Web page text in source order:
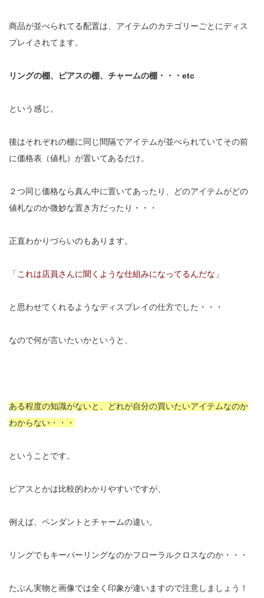
商品が並べられてる配置は、アイテムのカテゴリーごとにディス
プレイされてます。
リングの棚、ピアスの棚、チャームの棚・・・etc
という感じ。
後はそれぞれの棚に同じ間隔でアイテムが並べられていてその前
に価格表（値札）が置いてあるだけ。
２つ同じ価格なら真ん中に置いてあったり、どのアイテムがどの
値札なのか微妙な置き方だったり・・・
正直わかりづらいのもあります。
「これは店員さんに聞くような仕組みになってるんだな」
と思わせてくれるようなディスプレイの仕方でした・・・
なので何が言いたいかというと、
ある程度の知識がないと、どれが自分の買いたいアイテムなのか
わからない・・・
ということです。
ピアスとかは比較的わかりやすいですが、
例えば、ペンダントとチャームの違い。
リングでもキーパーリングなのかフローラルクロスなのか・・・
たぶん実物と画像では全く印象が違いますので注意しましょう！